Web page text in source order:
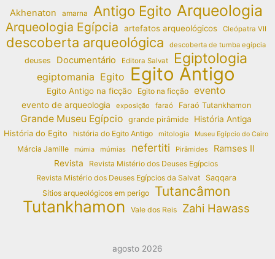
Akhenaton amarna Antigo Egito Arqueologia
Arqueologia Egípcia artefatos arqueológicos Cleópatra VII
descoberta arqueológica descoberta de tumba egípcia
deuses Documentário Editora Salvat Egiptologia
egiptomania Egito Egito Antigo
Egito Antigo na ficção Egito na ficção evento
evento de arqueologia exposição faraó Faraó Tutankhamon
Grande Museu Egípcio grande pirâmide
História Antiga
História do Egito
história do Egito Antigo mitologia Museu Egípcio do Cairo
Márcia Jamille múmia múmias nefertiti Pirâmides Ramses II
Revista
Revista Mistério dos Deuses Egípcios
Revista Mistério dos Deuses Egípcios da Salvat
Saqqara
Sítios arqueológicos em perigo
Tutancâmon
Tutankhamon Vale dos Reis Zahi Hawass
agosto 2026